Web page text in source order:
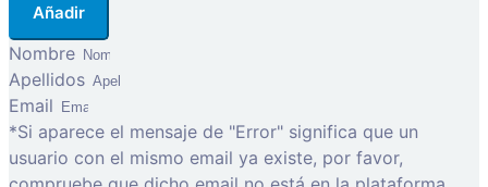
Añadir
Nombre
Apellidos
Email
*Si aparece el mensaje de "Error" significa que un
usuario con el mismo email ya existe, por favor,